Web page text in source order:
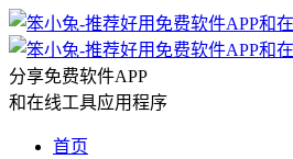
分享免费软件APP
和在线工具应用程序
首页